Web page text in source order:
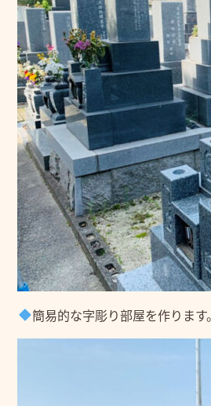
簡易的な字彫り部屋を作ります。